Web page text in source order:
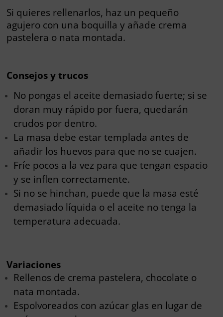
Si quieres rellenarlos, haz un pequeño
agujero con una boquilla y añade crema
pastelera o nata montada.
Consejos y trucos
No pongas el aceite demasiado fuerte; si se
doran muy rápido por fuera, quedarán
crudos por dentro.
La masa debe estar templada antes de
añadir los huevos para que no se cuajen.
Fríe pocos a la vez para que tengan espacio
y se inflen correctamente.
Si no se hinchan, puede que la masa esté
demasiado líquida o el aceite no tenga la
temperatura adecuada.
Variaciones
Rellenos de crema pastelera, chocolate o
nata montada.
Espolvoreados con azúcar glas en lugar de